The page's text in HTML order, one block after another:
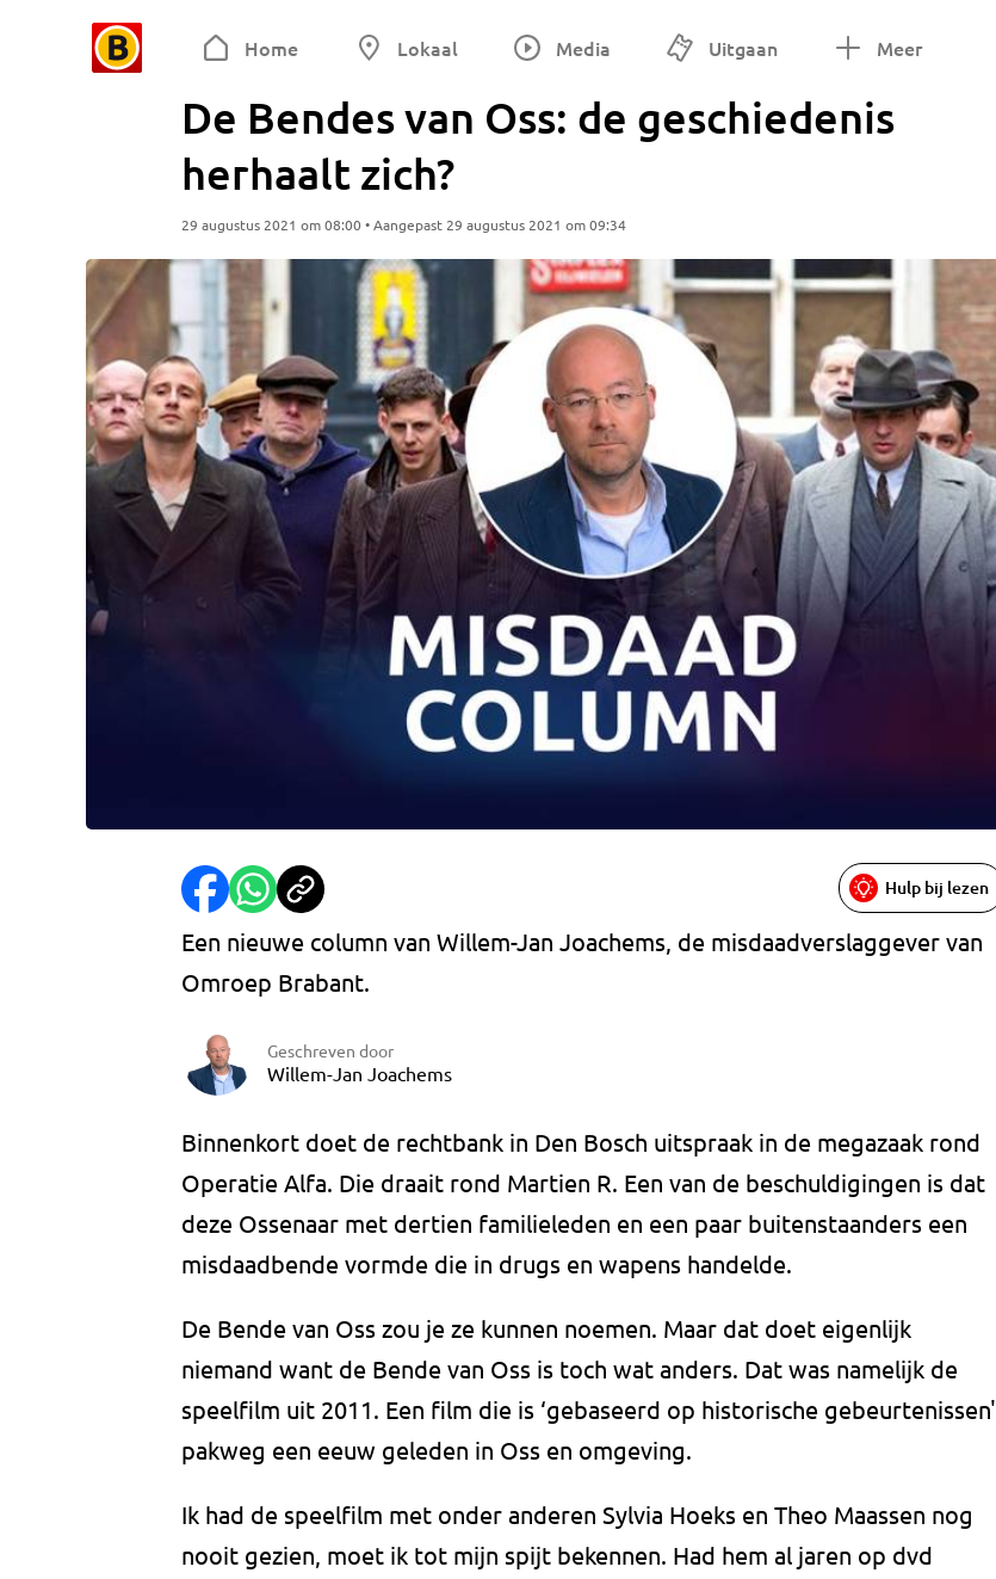
Home Lokaal Media Uitgaan Meer
De Bendes van Oss: de geschiedenis
herhaalt zich?
29 augustus 2021 om 08:00 • Aangepast 29 augustus 2021 om 09:34
Hulp bij lezen
Een nieuwe column van Willem-Jan Joachems, de misdaadverslaggever van
Omroep Brabant.
Geschreven door
Willem-Jan Joachems
Binnenkort doet de rechtbank in Den Bosch uitspraak in de megazaak rond
Operatie Alfa. Die draait rond Martien R. Een van de beschuldigingen is dat
deze Ossenaar met dertien familieleden en een paar buitenstaanders een
misdaadbende vormde die in drugs en wapens handelde.
De Bende van Oss zou je ze kunnen noemen. Maar dat doet eigenlijk
niemand want de Bende van Oss is toch wat anders. Dat was namelijk de
speelfilm uit 2011. Een film die is ‘gebaseerd op historische gebeurtenissen'
pakweg een eeuw geleden in Oss en omgeving.
Ik had de speelfilm met onder anderen Sylvia Hoeks en Theo Maassen nog
nooit gezien, moet ik tot mijn spijt bekennen. Had hem al jaren op dvd